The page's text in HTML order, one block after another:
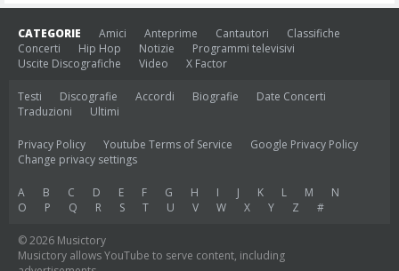
CATEGORIE Amici Anteprime Cantautori
Classifiche
Concerti
Hip Hop Notizie
Programmi televisivi
Uscite Discografiche
Video X Factor
Testi Discografie Accordi Biografie
Date Concerti
Traduzioni
Ultimi
Privacy Policy Youtube Terms of Service
Google Privacy Policy
Change privacy settings
A B C D E F G H I J K L M
N
O
P Q R S T U V W X Y Z #
© 2026 Musictory
Musictory allows YouTube to serve content, including